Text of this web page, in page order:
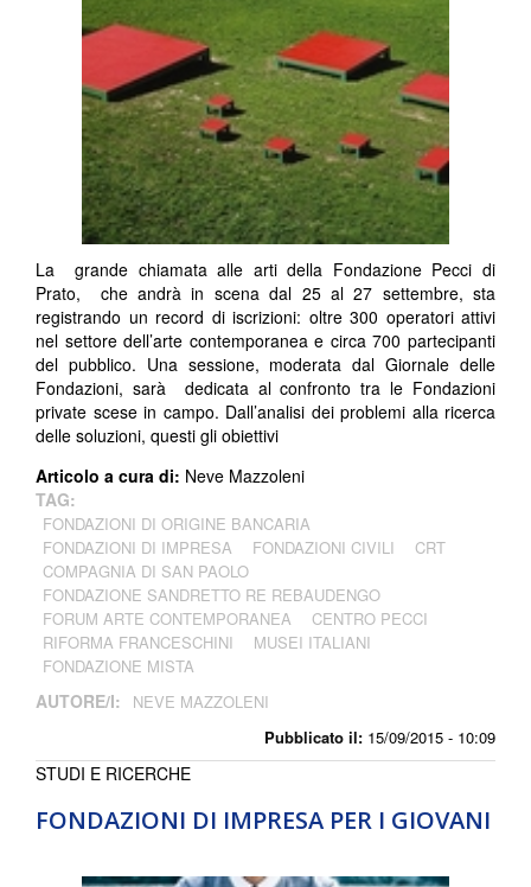
Pubblicato il: 15/09/2015 - 10:09
La grande chiamata alle arti della Fondazione Pecci di
Prato, che andrà in scena dal 25 al 27 settembre, sta
registrando un record di iscrizioni: oltre 300 operatori attivi
nel settore dell’arte contemporanea e circa 700 partecipanti
del pubblico. Una sessione, moderata dal Giornale delle
Fondazioni, sarà dedicata al confronto tra le Fondazioni
private scese in campo. Dall’analisi dei problemi alla ricerca
delle soluzioni, questi gli obiettivi
Articolo a cura di: Neve Mazzoleni
TAG:
FONDAZIONI DI ORIGINE BANCARIA
FONDAZIONI DI IMPRESA
FONDAZIONI CIVILI
CRT
COMPAGNIA DI SAN PAOLO
FONDAZIONE SANDRETTO RE REBAUDENGO
FORUM ARTE CONTEMPORANEA
CENTRO PECCI
RIFORMA FRANCESCHINI
MUSEI ITALIANI
FONDAZIONE MISTA
AUTORE/I: NEVE MAZZOLENI
FONDAZIONI DI IMPRESA PER I GIOVANI
STUDI E RICERCHE